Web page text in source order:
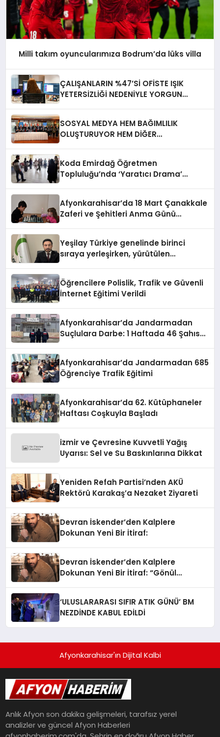
Milli takım oyuncularımıza Bodrum’da lüks villa
ÇALIŞANLARIN %47’Sİ OFİSTE IŞIK
YETERSİZLİĞİ NEDENİYLE YORGUN
SOSYAL MEDYA HEM BAĞIMLILIK
OLUŞTURUYOR HEM DİĞER
Koda Emirdağ Öğretmen
Topluluğu’nda ‘Yaratıcı Drama’
Afyonkarahisar’da 18 Mart Çanakkale
Zaferi ve Şehitleri Anma Günü
Yeşilay Türkiye genelinde birinci
sıraya yerleşirken, yürütülen
Öğrencilere Polislik, Trafik ve Güvenli
İnternet Eğitimi Verildi
Afyonkarahisar’da Jandarmadan
Suçlulara Darbe: 1 Haftada 46 Şahıs
Afyonkarahisar’da Jandarmadan 685
Öğrenciye Trafik Eğitimi
Afyonkarahisar’da 62. Kütüphaneler
Haftası Coşkuyla Başladı
izmir ve Çevresine Kuvvetli Yağış
Uyarısı: Sel ve Su Baskınlarına Dikkat
Yeniden Refah Partisi’nden AKÜ
Rektörü Karakaş’a Nezaket Ziyareti
Devran İskender’den Kalplere
Dokunan Yeni Bir İtiraf:
Devran İskender’den Kalplere
Dokunan Yeni Bir İtiraf: “Gönül
‘ULUSLARARASI SIFIR ATIK GÜNÜ’ BM
NEZDİNDE KABUL EDİLDİ
Afyonkarahisar'ın Dijital Kalbi
Anlık Afyon son dakika gelişmeleri, tarafsız yerel
analizler ve güncel Afyon Haberleri